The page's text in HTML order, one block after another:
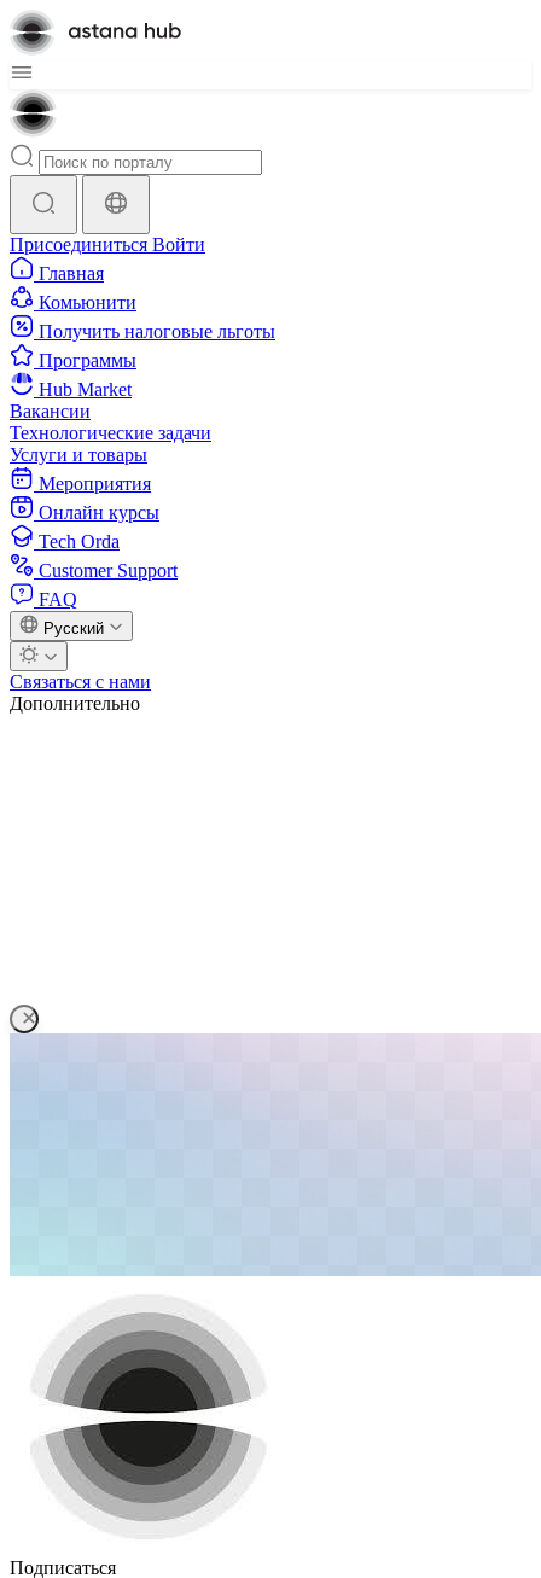
Присоединиться Войти
Главная
Комьюнити
Получить налоговые льготы
Программы
Hub Market
Вакансии
Технологические задачи
Услуги и товары
Мероприятия
Онлайн курсы
Tech Orda
Customer Support
FAQ
Русский
Связаться с нами
Дополнительно
Подписаться